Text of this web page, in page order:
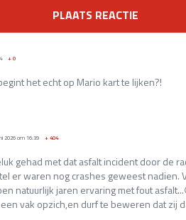
PLAATS REACTIE
+0
het echt op Mario kart te lijken?!
2026 om 16:39 +404
gehad met dat asfalt incident door de
er waren nog crashes geweest nadien.
natuurlijk jaren ervaring met fout
vak opzich,en durf te beweren dat zij